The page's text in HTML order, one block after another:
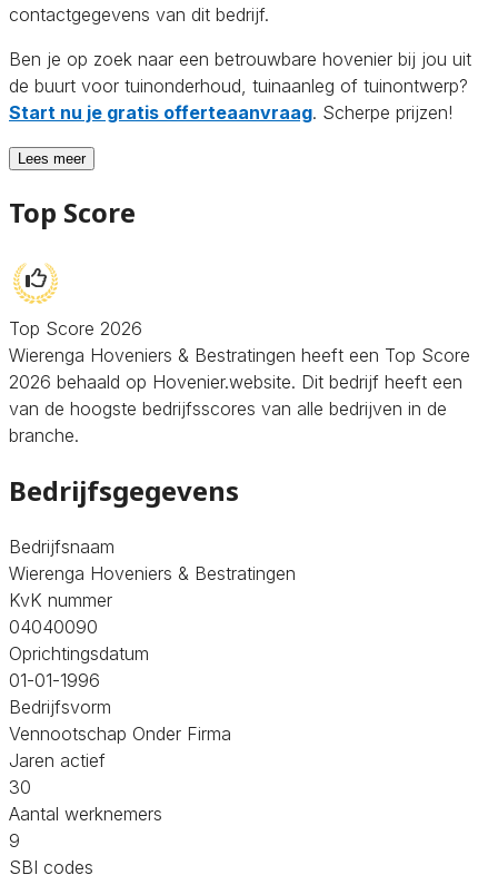
contactgegevens van dit bedrijf.
Ben je op zoek naar een betrouwbare hovenier bij jou uit
de buurt voor tuinonderhoud, tuinaanleg of tuinontwerp?
Start nu je gratis offerteaanvraag. Scherpe prijzen!
Lees meer
Top Score
Top Score 2026
Wierenga Hoveniers & Bestratingen heeft een Top Score
2026 behaald op Hovenier.website. Dit bedrijf heeft een
van de hoogste bedrijfsscores van alle bedrijven in de
branche.
Bedrijfsgegevens
Bedrijfsnaam
Wierenga Hoveniers & Bestratingen
KvK nummer
04040090
Oprichtingsdatum
01-01-1996
Bedrijfsvorm
Vennootschap Onder Firma
Jaren actief
30
Aantal werknemers
9
SBI codes